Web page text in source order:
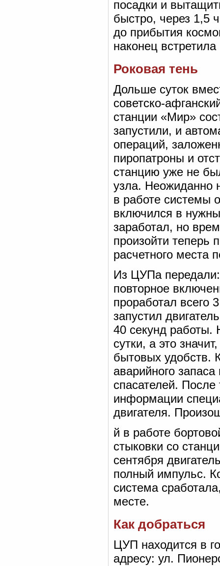
посадки и
быстро, через 1,5
до прибытия
наконец
Роковая тень
Дольше суток
советско-
станции «Мир»
запустили, и
операций,
пиропатроны и
станцию уже не
узла. Неожиданно
в работе системы
включился в
заработал, но
произойти теперь
расчетного места
Из ЦУПа передали:
повторное
проработал всего
запустил
40 секунд
сутки, а это
бытовых удобств.
аварийного
спасателей. После
информации
двигателя.
й в работе
стыковки со
сентября
полный импульс.
система
месте.
Как добраться
ЦУП находится в
адресу: ул.